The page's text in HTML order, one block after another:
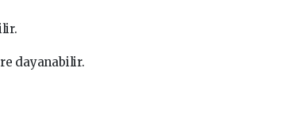
dayanabilir.